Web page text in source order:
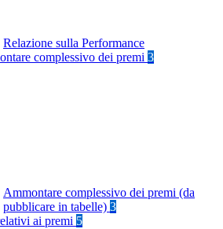
Relazione sulla Performance
complessivo dei premi 3
Ammontare complessivo dei premi (da
pubblicare in tabelle) 3
ai premi 5